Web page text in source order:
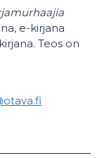
e-kirjana
Teos on